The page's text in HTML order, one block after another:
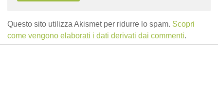
Questo sito utilizza Akismet per ridurre lo spam. Scopri
come vengono elaborati i dati derivati dai commenti.